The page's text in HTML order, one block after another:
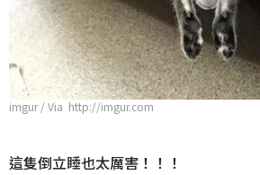
imgur / Via http://imgur.com
這隻倒立睡也太厲害！！！